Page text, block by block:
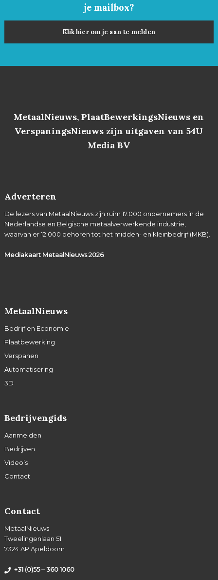
je mailbox?
Klik hier om je aan te melden
MetaalNieuws, PlaatBewerkingsNieuws en
VerspaningsNieuws zijn uitgaven van 54U
Media BV
Adverteren
De lezers van MetaalNieuws zijn ruim 17.000 ondernemers in de
Nederlandse en Belgische metaalverwerkende industrie,
waarvan er 12.000 behoren tot het midden- en kleinbedrijf (MKB).
Mediakaart MetaalNieuws2026
MetaalNieuws
Bedrijf en Economie
Plaatbewerking
Verspanen
Automatisering
3D
Bedrijvengids
Aanmelden
Bedrijven
Video’s
Contact
Contact
MetaalNieuws
Tweelingenlaan 51
7324 AP Apeldoorn
+31 (0)55 – 360 1060